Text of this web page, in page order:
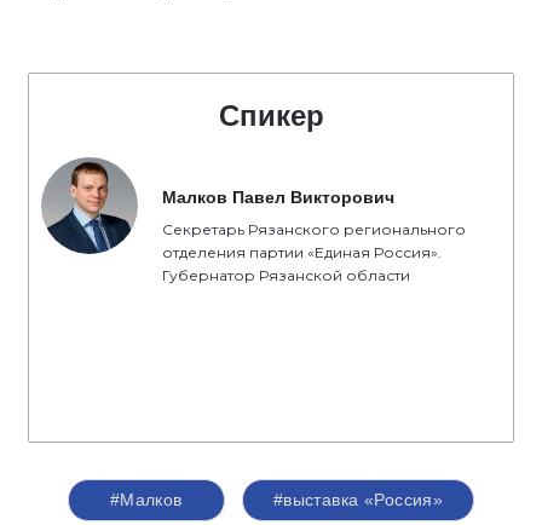
Спикер
Малков Павел Викторович
Секретарь Рязанского регионального
отделения партии «Единая Россия».
Губернатор Рязанской области
#Малков #выставка «Россия»